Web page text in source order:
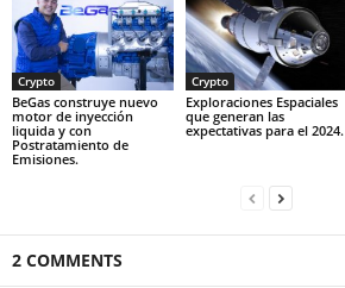
Crypto
BeGas construye nuevo
motor de inyección
liquida y con
Postratamiento de
Emisiones.
Crypto
Exploraciones Espaciales
que generan las
expectativas para el 2024.
2 COMMENTS